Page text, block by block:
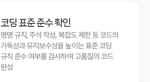
코딩 표준 준수 확인
명명 규칙, 주석 작성, 복잡도 제한 등 코드의
가독성과 유지보수성을 높이는 표준 코딩
규칙 준수 여부를 검사하여 고품질의 코드
완성